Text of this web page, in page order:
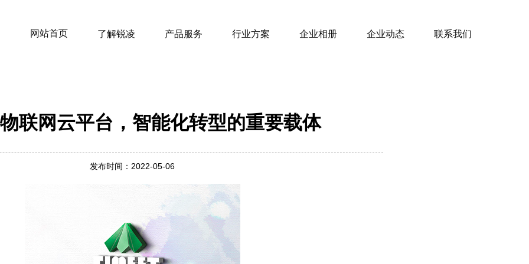
网站首页 了解锐凌 产品服务 行业方案 企业相册 企业动态 联系我们
联网云平台，智能化转型的重要载体
发布时间：2022-05-06